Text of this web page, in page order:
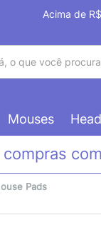
Acima de
Mouses
Pads